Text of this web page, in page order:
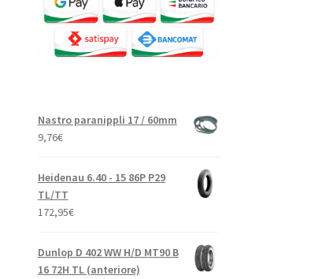
Nastro paranippli 17 / 60mm
9,76€
Heidenau 6.40 - 15 86P P29
TL/TT
172,95€
Dunlop D 402 WW H/D MT90 B
16 72H TL (anteriore)